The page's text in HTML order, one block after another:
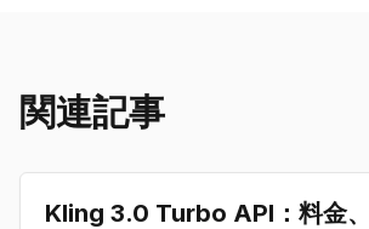
関連記事
Kling 3.0 Turbo API：料金、